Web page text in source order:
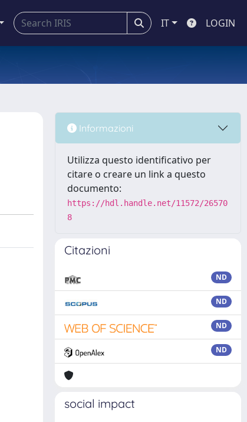
IT LOGIN
Informazioni
Utilizza questo identificativo per
citare o creare un link a questo
documento:
https://hdl.handle.net/11572/26570
8
Citazioni
ND
ND
ND
ND
social impact